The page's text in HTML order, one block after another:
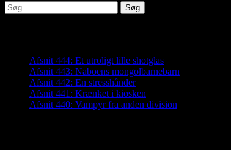
Søg
efter:
Afsnit 444: Et utroligt lille shotglas
Afsnit 443: Naboens mongolbarnebarn
Afsnit 442: En stresshånder
Afsnit 441: Krænket i kiosken
Afsnit 440: Vampyr fra anden division